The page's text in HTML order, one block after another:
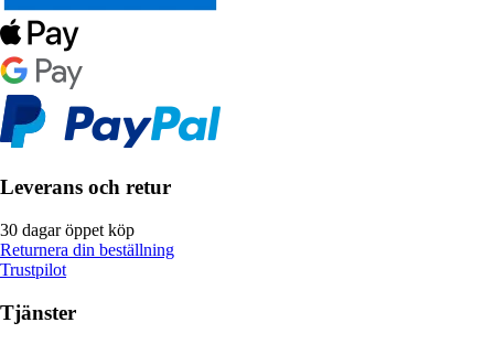
Leverans och retur
30 dagar öppet köp
Returnera din beställning
Trustpilot
Tjänster